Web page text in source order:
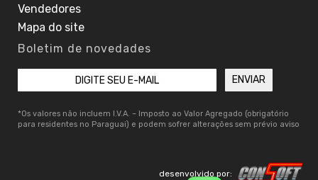
Vendedores
Mapa do site
Boletim de novedades
*Os valores não incluem I.V.A. – Imposto ao Valor Agregado (obrigatório
para residentes no Paraguai) e podem sofrer alterações sem prévio aviso
desenvolvido por: